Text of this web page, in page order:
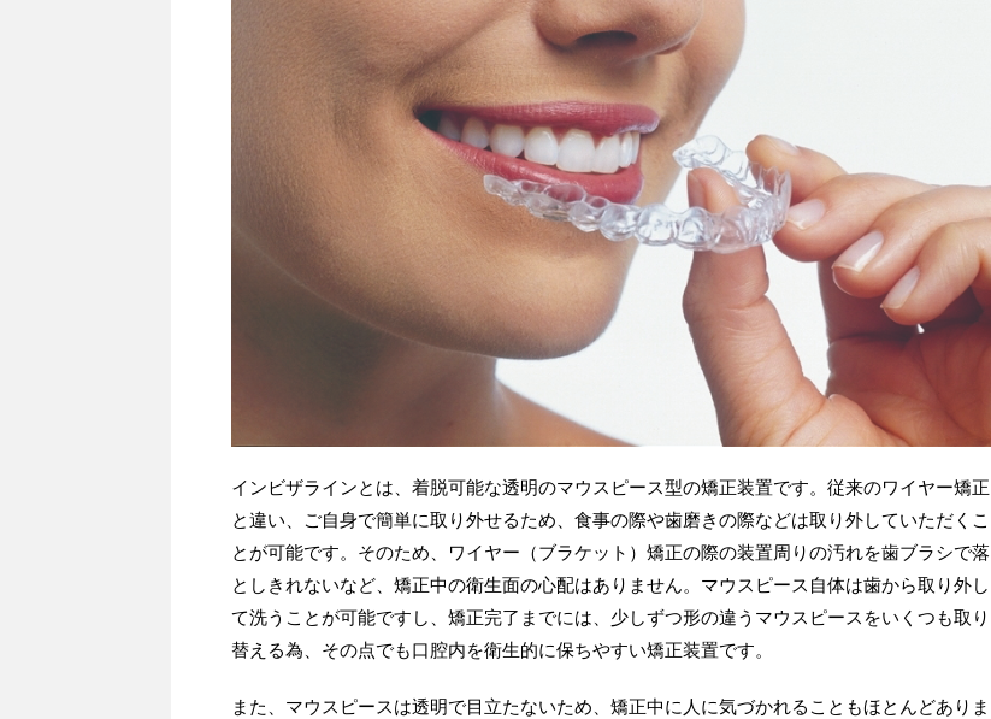
インビザラインとは、着脱可能な透明のマウスピース型の矯正装置です。従来のワイヤー矯正
と違い、ご自身で簡単に取り外せるため、食事の際や歯磨きの際などは取り外していただくこ
とが可能です。そのため、ワイヤー（ブラケット）矯正の際の装置周りの汚れを歯ブラシで落
としきれないなど、矯正中の衛生面の心配はありません。マウスピース自体は歯から取り外し
て洗うことが可能ですし、矯正完了までには、少しずつ形の違うマウスピースをいくつも取り
替える為、その点でも口腔内を衛生的に保ちやすい矯正装置です。
また、マウスピースは透明で目立たないため、矯正中に人に気づかれることもほとんどありま